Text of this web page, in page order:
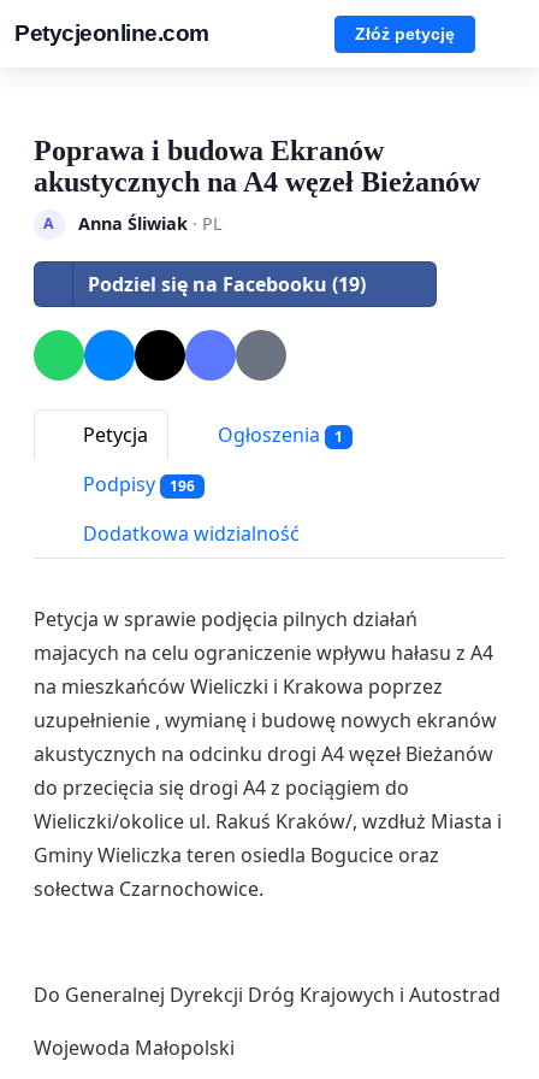
Petycjeonline.com Złóż petycję
Poprawa i budowa Ekranów
akustycznych na A4 węzeł Bieżanów
A Anna Śliwiak· PL
Podziel się na Facebooku (19)
Petycja Ogłoszenia 1
Podpisy 196
Dodatkowa widzialność
Petycja w sprawie podjęcia pilnych działań
majacych na celu ograniczenie wpływu hałasu z A4
na mieszkańców Wieliczki i Krakowa poprzez
uzupełnienie , wymianę i budowę nowych ekranów
akustycznych na odcinku drogi A4 węzeł Bieżanów
do przecięcia się drogi A4 z pociągiem do
Wieliczki/okolice ul. Rakuś Kraków/, wzdłuż Miasta i
Gminy Wieliczka teren osiedla Bogucice oraz
sołectwa Czarnochowice.
Do Generalnej Dyrekcji Dróg Krajowych i Autostrad
Wojewoda Małopolski